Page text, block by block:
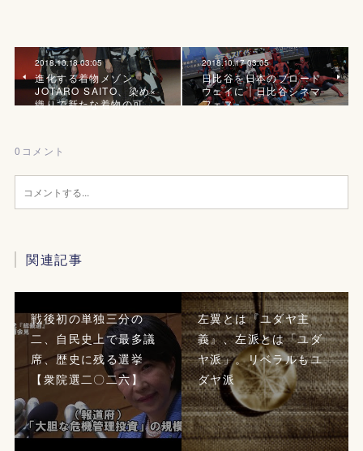
2018.10.18 03:05
進化する着物メゾン
JOTARO SAITO、染め×
織りで新たな着物の可…
2018.10.17 03:05
日比谷を日本のブロード
ウェイに｜日比谷シネマ
フェス
0 コメント
関連記事
戦後初の単独三分の
二、自民史上で最多議
席、歴史に残る選挙
【衆院選二〇二六】
左翼とは『ユダヤ主
義』、左派とは「ユダ
ヤ派」。リベラルもユ
ダヤ派